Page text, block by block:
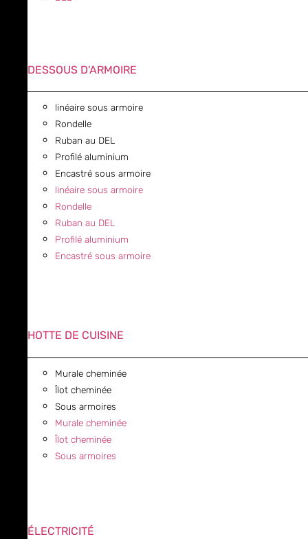
DESSOUS D'ARMOIRE
linéaire sous armoire
Rondelle
Ruban au DEL
Profilé aluminium
Encastré sous armoire
linéaire sous armoire
Rondelle
Ruban au DEL
Profilé aluminium
Encastré sous armoire
HOTTE DE CUISINE
Murale cheminée
Îlot cheminée
Sous armoires
Murale cheminée
Îlot cheminée
Sous armoires
ÉLECTRICITÉ